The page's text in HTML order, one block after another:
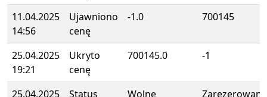
11.04.2025
14:56
Ujawniono
cenę
-1.0 700145
25.04.2025
19:21
Ukryto
cenę
700145.0 -1
25.04.2025 Status Wolne Zarezerowane